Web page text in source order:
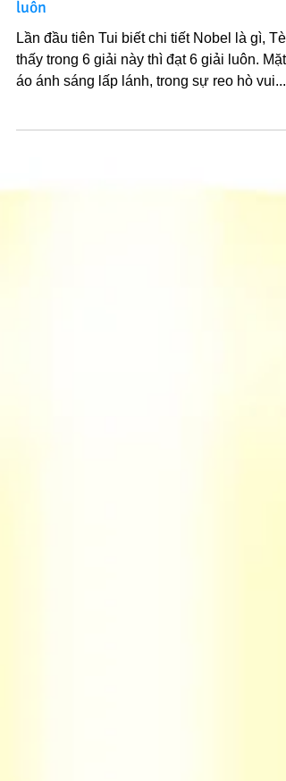
Lần đầu tiên Tui biết chi tiết Nobel là gì,
Tèo thấy trong 6 giải này thì đạt 6 giải
luôn
Lần đầu tiên Tui biết chi tiết Nobel là gì, Tèo
áo ánh sáng lấp lánh, trong sự reo hò vui...